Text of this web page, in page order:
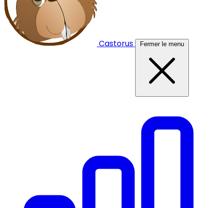
Castorus Fermer le menu